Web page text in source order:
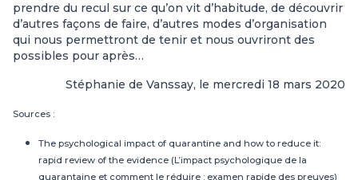
prendre du recul sur ce qu’on vit d’habitude, de découvrir
d’autres façons de faire, d’autres modes d’organisation
qui nous permettront de tenir et nous ouvriront des
possibles pour après…
Stéphanie de Vanssay, le mercredi 18 mars 2020
Sources :
The psychological impact of quarantine and how to reduce it:
rapid review of the evidence (L’impact psychologique de la
quarantaine et comment le réduire : examen rapide des preuves)